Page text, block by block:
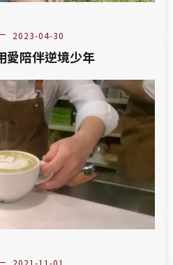
2023-04-30
愛陪伴逆境少年